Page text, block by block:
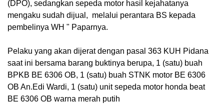
(DPO), sedangkan sepeda motor hasil kejahatanya
mengaku sudah dijual, melalui perantara BS kepada
pembelinya WH " Paparnya.
Pelaku yang akan dijerat dengan pasal 363 KUH Pidana
saat ini bersama barang buktinya berupa, 1 (satu) buah
BPKB BE 6306 OB, 1 (satu) buah STNK motor BE 6306
OB An.Edi Wardi, 1 (satu) unit sepeda motor honda beat
BE 6306 OB warna merah putih